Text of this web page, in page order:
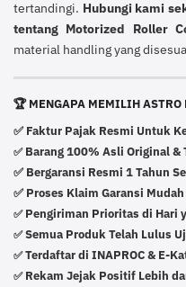
tertandingi. Hubungi kami
tentang Motorized Roller
material handling yang
🏆 MENGAPA MEMILIH ASTRO
✅ Faktur Pajak Resmi Untuk
✅ Barang 100% Asli Original &
✅ Bergaransi Resmi 1 Tahun
✅ Proses Klaim Garansi
✅ Pengiriman Prioritas di Hari
✅Semua Produk Telah Lulus
✅Terdaftar di INAPROC & E-
✅ Rekam Jejak Positif Lebih